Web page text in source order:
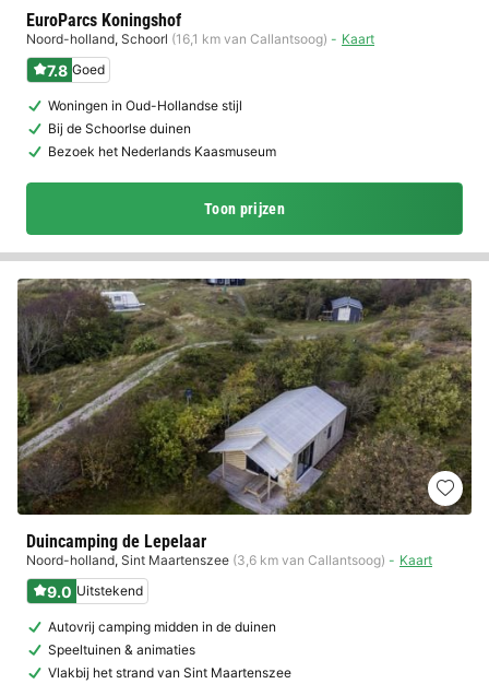
EuroParcs Koningshof
Noord-holland, Schoorl (16,1 km van Callantsoog) Kaart
7.8 Goed
Woningen in Oud-Hollandse stijl
Bij de Schoorlse duinen
Bezoek het Nederlands Kaasmuseum
Toon prijzen
Duincamping de Lepelaar
Noord-holland, Sint Maartenszee (3,6 km van Callantsoog) Kaart
9.0 Uitstekend
Autovrij camping midden in de duinen
Speeltuinen & animaties
Vlakbij het strand van Sint Maartenszee